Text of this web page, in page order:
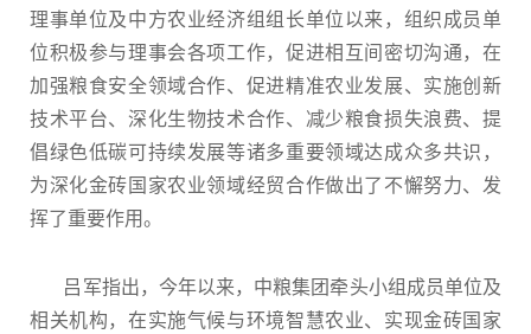
理事单位及中方农业经济组组长单位以来，组织成员单
位积极参与理事会各项工作，促进相互间密切沟通，在
加强粮食安全领域合作、促进精准农业发展、实施创新
技术平台、深化生物技术合作、减少粮食损失浪费、提
倡绿色低碳可持续发展等诸多重要领域达成众多共识，
为深化金砖国家农业领域经贸合作做出了不懈努力、发
挥了重要作用。
吕军指出，今年以来，中粮集团牵头小组成员单位及
相关机构，在实施气候与环境智慧农业、实现金砖国家